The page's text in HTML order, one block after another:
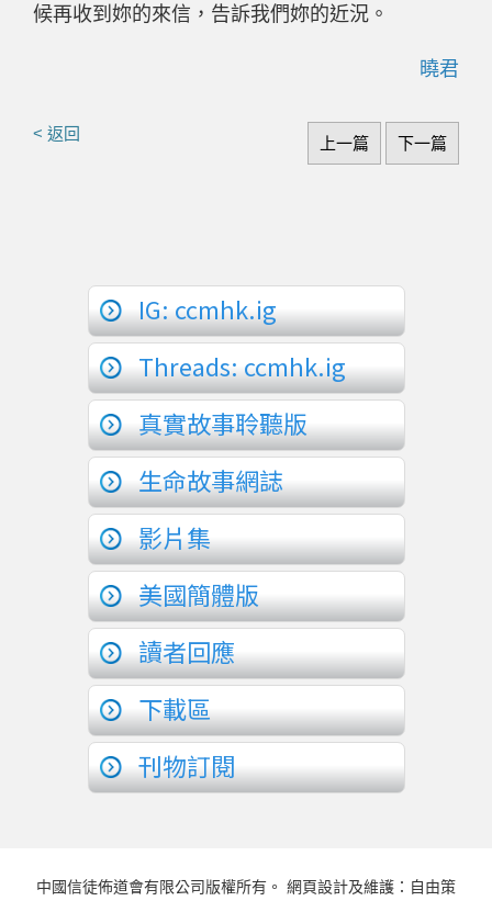
候再收到妳的來信，告訴我們妳的近況。
曉君
< 返回
上一篇 下一篇
IG: ccmhk.ig
Threads: ccmhk.ig
真實故事聆聽版
生命故事網誌
影片集
美國簡體版
讀者回應
下載區
刊物訂閱
中國信徒佈道會有限公司版權所有。 網頁設計及維護：自由策